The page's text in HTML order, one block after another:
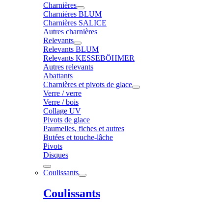
Charnières
Charnières BLUM
Charnières SALICE
Autres charnières
Relevants
Relevants BLUM
Relevants KESSEBÖHMER
Autres relevants
Abattants
Charnières et pivots de glace
Verre / verre
Verre / bois
Collage UV
Pivots de glace
Paumelles, fiches et autres
Butées et touche-lâche
Pivots
Disques
Coulissants
Coulissants